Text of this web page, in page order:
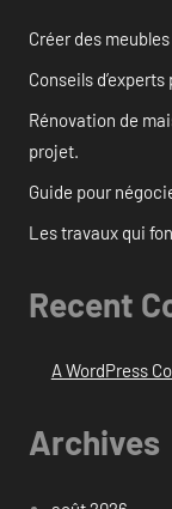
Créer des
Conseils
Rénovation de
projet.
Guide pour
Les travaux qui
Recent
A WordPress
Archives